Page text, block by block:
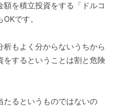
を積立投資をする「ドルコ
です。
もよく分からないうちから
をするということは割と危険
たるというものではないの